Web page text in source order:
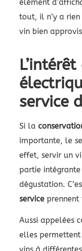
élément
tout, il n’y a
vin bien
service
Si la
importante, le
effet, servir un
partie intégrante
dégustation.
service prennent
Aussi appelées
elles permettent